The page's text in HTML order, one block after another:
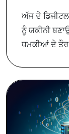
ਅੱਜ ਦੇ
ਨੂੰ ਯਕੀਨੀ
ਧਮਕੀਆਂ ਦੇ ਤੌਰ